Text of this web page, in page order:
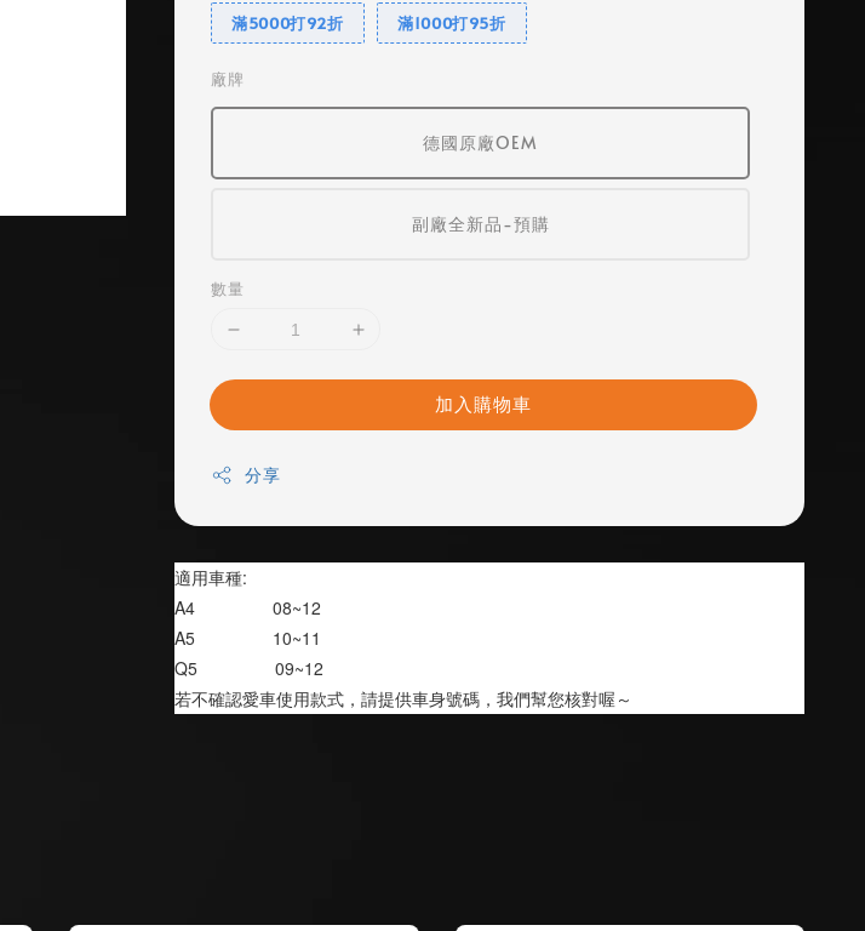
滿5000打92折 滿1000打95折
廠牌
德國原廠OEM
副廠全新品-預購
數量
加入購物車
分享
適用車種:
A4                08~12
A5                10~11
Q5                09~12
若不確認愛車使用款式，請提供車身號碼，我們幫您核對喔～